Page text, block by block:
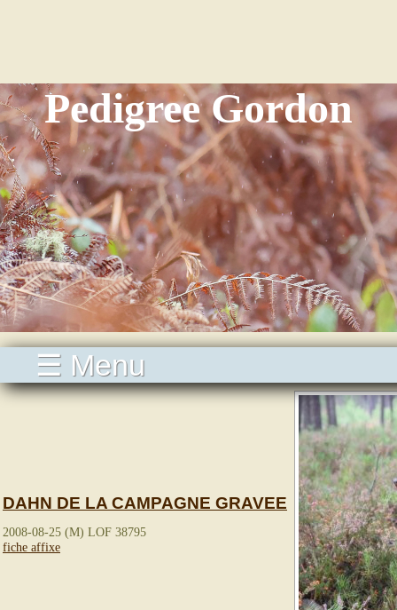
Pedigree Gordon
☰ Menu
DAHN DE LA CAMPAGNE GRAVEE
2008-08-25 (M) LOF 38795
fiche affixe